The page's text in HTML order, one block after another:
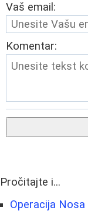
Vaš email:
Komentar:
Pročitajte i...
Operacija